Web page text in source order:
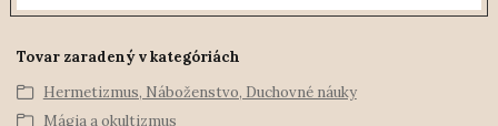
Tovar zaradený v kategóriách
Hermetizmus, Náboženstvo, Duchovné náuky
Mágia a okultizmus